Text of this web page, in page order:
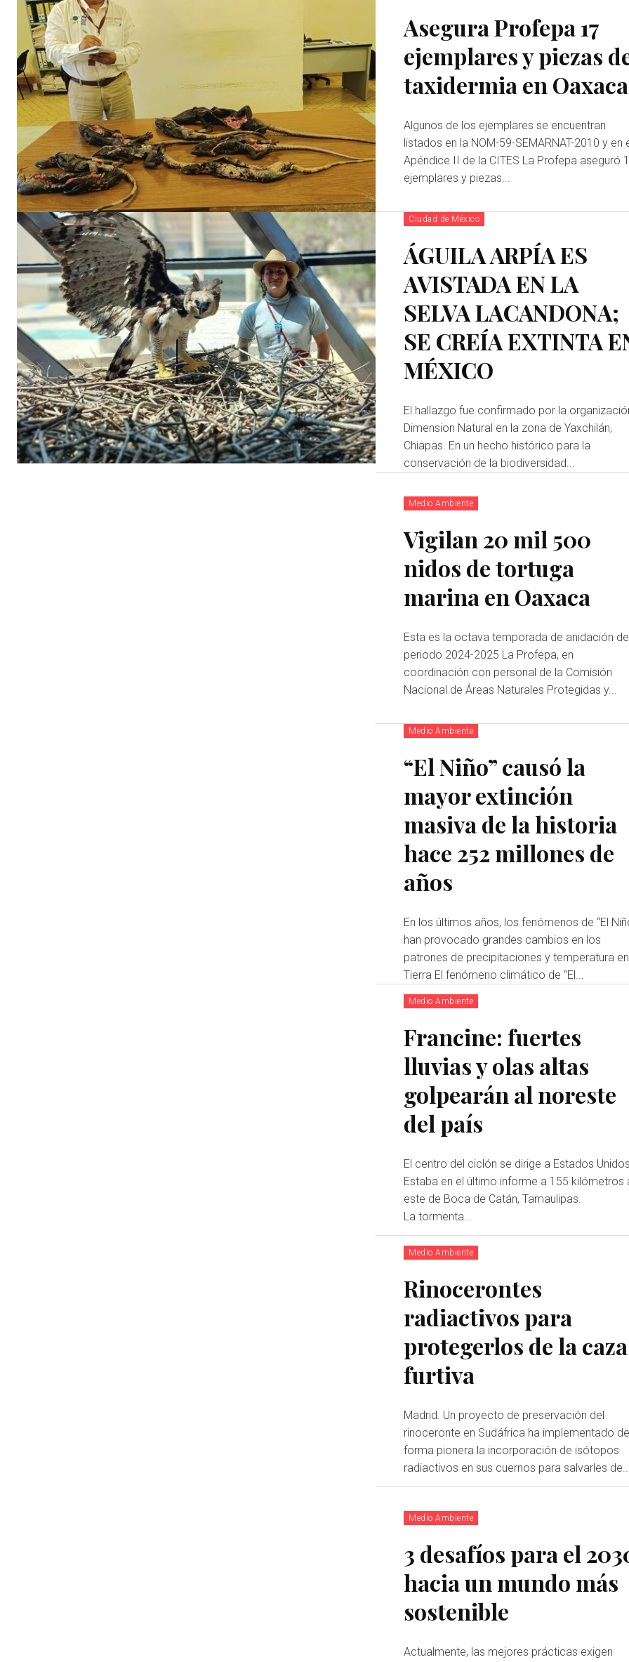
Asegura Profepa 17
ejemplares y piezas
taxidermia en Oaxaca
Algunos de los ejemplares se encuentran
listados en la NOM-59-SEMARNAT-2010 y en
Apéndice II de la CITES La Profepa aseguró 17
ejemplares y piezas...
Ciudad de México
ÁGUILA ARPÍA ES
AVISTADA EN LA
SELVA LACANDONA;
SE CREÍA EXTINTA
MÉXICO
El hallazgo fue confirmado por la
Dimension Natural en la zona de Yaxchilán,
Chiapas. En un hecho histórico para la
conservación de la biodiversidad...
Medio Ambiente
Vigilan 20 mil 500
nidos de tortuga
marina en Oaxaca
Esta es la octava temporada de anidación
periodo 2024-2025 La Profepa, en
coordinación con personal de la Comisión
Nacional de Áreas Naturales Protegidas y...
Medio Ambiente
“El Niño” causó la
mayor extinción
masiva de la historia
hace 252 millones de
años
En los últimos años, los fenómenos de “El
han provocado grandes cambios en los
patrones de precipitaciones y temperatura
Tierra El fenómeno climático de “El...
Medio Ambiente
Francine: fuertes
lluvias y olas altas
golpearán al noreste
del país
El centro del ciclón se dirige a Estados
Estaba en el último informe a 155 kilómetros
este de Boca de Catán, Tamaulipas.
La tormenta...
Medio Ambiente
Rinocerontes
radiactivos para
protegerlos de la caza
furtiva
Madrid. Un proyecto de preservación del
rinoceronte en Sudáfrica ha implementado
forma pionera la incorporación de isótopos
radiactivos en sus cuernos para salvarles
Medio Ambiente
3 desafíos para el
hacia un mundo más
sostenible
Actualmente, las mejores prácticas exigen